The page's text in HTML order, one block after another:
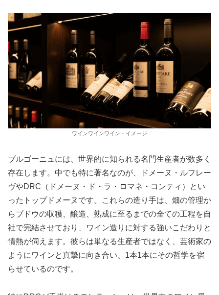
ワインワインワイン・イメージ
ブルゴーニュには、世界的に知られる名門生産者が数多く
存在します。中でも特に著名なのが、ドメーヌ・ルフレー
ヴやDRC（ドメーヌ・ド・ラ・ロマネ・コンティ）とい
ったトップドメーヌです。これらの造り手は、畑の管理か
らブドウの収穫、醸造、熟成に至るまでの全ての工程を自
社で完結させており、ワイン造りに対する強いこだわりと
情熱が伺えます。彼らは単なる生産者ではなく、芸術家の
ようにワインと真摯に向き合い、1本1本にその哲学を宿
らせているのです。